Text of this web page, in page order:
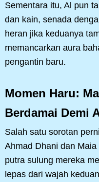
Sementara itu, Al pun
dan kain, senada
heran jika keduanya
memancarkan aura
pengantin baru.
Momen Haru:
Berdamai Demi
Salah satu sorotan
Ahmad Dhani dan
putra sulung mereka
lepas dari wajah